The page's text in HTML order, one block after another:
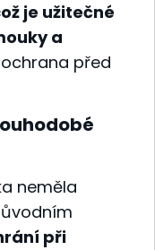
je užitečné
a
před
neměla
při